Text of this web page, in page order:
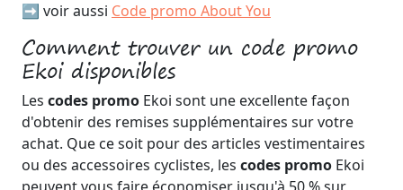
➡️ voir aussi Code promo About You
Comment trouver un code promo
Ekoi disponibles
Les codes promo Ekoi sont une excellente façon
d'obtenir des remises supplémentaires sur votre
achat. Que ce soit pour des articles vestimentaires
ou des accessoires cyclistes, les codes promo Ekoi